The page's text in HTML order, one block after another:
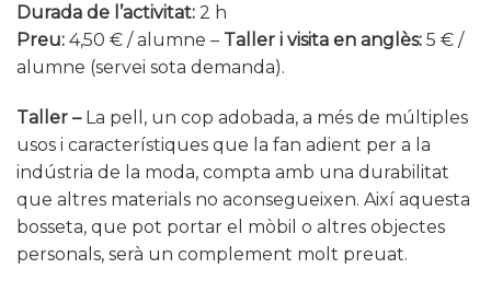
Durada de l’activitat: 2 h
Preu: 4,50 € / alumne – Taller i visita en anglès: 5 € /
alumne (servei sota demanda).
Taller – La pell, un cop adobada, a més de múltiples
usos i característiques que la fan adient per a la
indústria de la moda, compta amb una durabilitat
que altres materials no aconsegueixen. Així aquesta
bosseta, que pot portar el mòbil o altres objectes
personals, serà un complement molt preuat.